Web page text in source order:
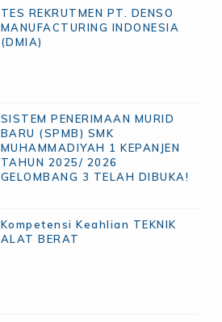
TES REKRUTMEN PT. DENSO
MANUFACTURING INDONESIA
(DMIA)
SISTEM PENERIMAAN MURID
BARU (SPMB) SMK
MUHAMMADIYAH 1 KEPANJEN
TAHUN 2025/ 2026
GELOMBANG 3 TELAH DIBUKA!
Kompetensi Keahlian TEKNIK
ALAT BERAT